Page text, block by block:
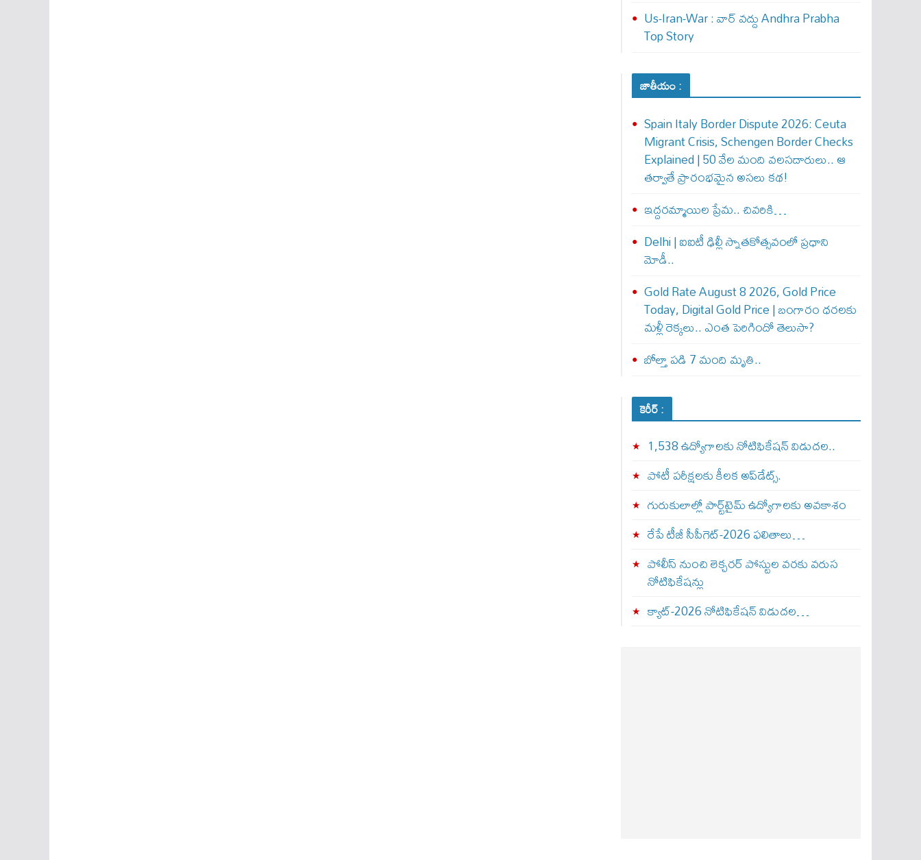
Us-Iran-War : వార్ వ‌ద్దు Andhra Prabha
Top Story
జాతీయం :
Spain Italy Border Dispute 2026: Ceuta
Migrant Crisis, Schengen Border Checks
Explained | 50 వేల మంది వలసదారులు.. ఆ
తర్వాతే ప్రారంభ‌మైన అసలు కథ!
ఇద్దరమ్మాయిల ప్రేమ.. చివరికి…
Delhi | ఐఐటీ ఢిల్లీ స్నాతకోత్సవంలో ప్రధాని
మోడీ..
Gold Rate August 8 2026, Gold Price
Today, Digital Gold Price | బంగారం ధరలకు
మళ్లీ రెక్కలు.. ఎంత పెరిగిందో తెలుసా?
బోల్తా పడి 7 మంది మృతి..
కెరీర్ :
1,538 ఉద్యోగాలకు నోటిఫికేషన్ విడుదల..
పోటీ పరీక్షలకు కీలక అప్‌డేట్స్.
గురుకులాల్లో పార్ట్‌టైమ్ ఉద్యోగాలకు అవకాశం
రేపే టీజీ సీపీగెట్‌-2026 ఫలితాలు…
పోలీస్ నుంచి లెక్చరర్ పోస్టుల వరకు వరుస
నోటిఫికేషన్లు
క్యాట్-2026 నోటిఫికేషన్ విడుదల…